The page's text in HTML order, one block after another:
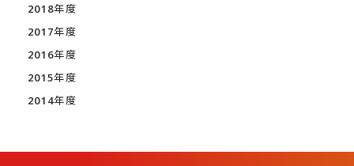
2018年度
2017年度
2016年度
2015年度
2014年度